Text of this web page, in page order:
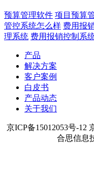
预算管理软件 项目预算
管控系统怎么样 费用报
理系统 费用报销控制系
产品
解决方案
客户案例
白皮书
产品动态
关于我们
京ICP备15012053号-12
合思信息